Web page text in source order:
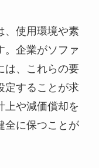
、使用環境や素
。企業がソファ
は、これらの要
定することが求
上や減価償却を
全に保つことが